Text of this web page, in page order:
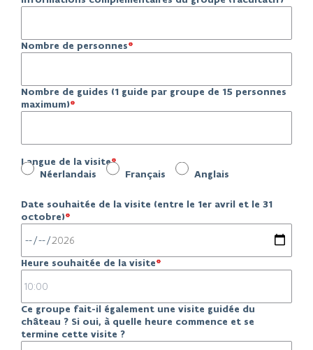
Nombre de personnes
Nombre de guides (1 guide par groupe de 15 personnes
maximum)
Langue de la visite
Néerlandais
Français Anglais
Date souhaitée de la visite (entre le 1er avril et le 31
octobre)
Heure souhaitée de la visite
Ce groupe fait-il également une visite guidée du
château ? Si oui, à quelle heure commence et se
termine cette visite ?